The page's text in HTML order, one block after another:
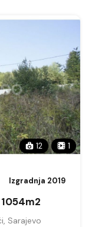
12 1
Izgradnja 2019
Sarajevo